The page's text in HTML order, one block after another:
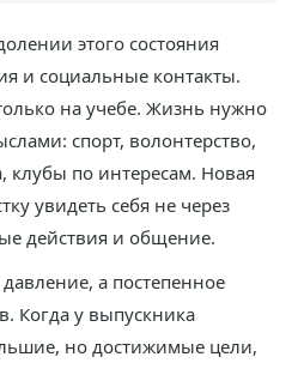
этого состояния
и социальные контакты.
на учебе. Жизнь нужно
спорт, волонтерство,
клубы по интересам. Новая
увидеть себя не через
действия и общение.
а постепенное
Когда у выпускника
но достижимые цели,